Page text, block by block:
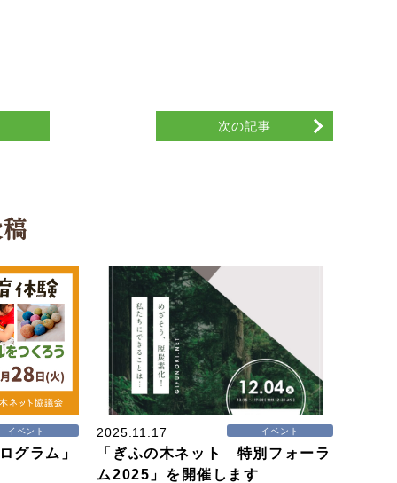
次の記事
稿
イベント
グラム」
2025.11.17 イベント
「ぎふの木ネット 特別フォーラ
ム2025」を開催します